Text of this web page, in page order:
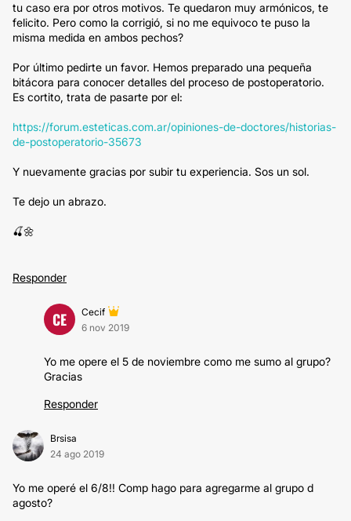
tu caso era por otros motivos. Te quedaron muy armónicos, te
felicito. Pero como la corrigió, si no me equivoco te puso la
misma medida en ambos pechos?
Por último pedirte un favor. Hemos preparado una pequeña
bitácora para conocer detalles del proceso de postoperatorio.
Es cortito, trata de pasarte por el:
https://forum.esteticas.com.ar/opiniones-de-doctores/historias-
de-postoperatorio-35673
Y nuevamente gracias por subir tu experiencia. Sos un sol.
Te dejo un abrazo.
🍒🌼
Responder
CE
Cecif
6 nov 2019
Yo me opere el 5 de noviembre como me sumo al grupo?
Gracias
Responder
Brsisa
24 ago 2019
Yo me operé el 6/8!! Comp hago para agregarme al grupo d
agosto?